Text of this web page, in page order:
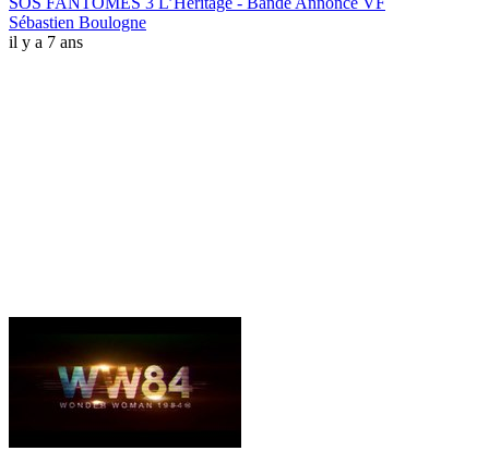
Sébastien Boulogne
il y a 7 ans